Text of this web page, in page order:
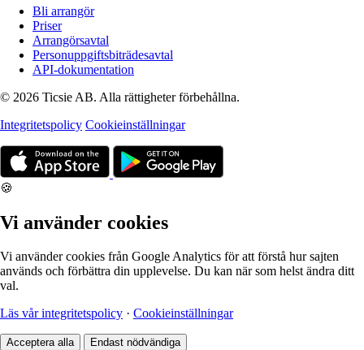
Bli arrangör
Priser
Arrangörsavtal
Personuppgiftsbiträdesavtal
API-dokumentation
© 2026 Ticsie AB. Alla rättigheter förbehållna.
Integritetspolicy Cookieinställningar
🍪
Vi använder cookies
Vi använder cookies från Google Analytics för att förstå hur sajten
används och förbättra din upplevelse. Du kan när som helst ändra ditt
val.
Läs vår integritetspolicy · Cookieinställningar
Acceptera alla Endast nödvändiga